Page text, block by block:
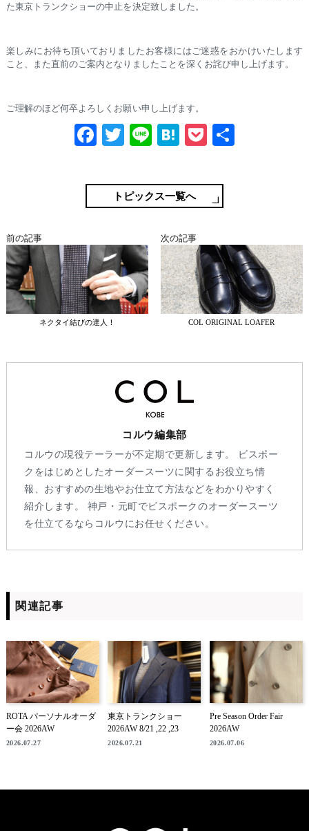
た東京トランクショーの中止を決定致しました。
楽しみにお待ち頂いておりましたお客様にはご迷惑をおかけいたします
こと、また直前のご案内となりましたことを深くお詫び申し上げます。
ご理解のほど何卒よろしくお願い申し上げます。
Fa
bo
ok
T
tte
r
Li
H
en
a
P
ke
t
トピックス一覧へ
前の記事
ネクタイ結びの達人！
次の記事
COL ORIGINAL LOAFER
コルウ編集部
コルウの現役テーラーが不定期で更新します。 ビスポー
クをはじめとしたオーダースーツに関するお役立ち情
報、おすすめの生地やお仕立て方法などをわかりやすく
紹介します。 神戸・元町でビスポークのオーダースーツ
を仕立てるならコルウにお任せください。
関連記事
ROTA パーソナルオーダ
ー会 2026AW
2026.07.27
東京トランクショー
2026AW 8/21 ,22 ,23
2026.07.21
Pre Season Order Fair
2026AW
2026.07.06